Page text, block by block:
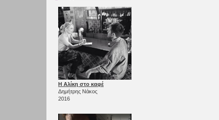
Η Αλίκη στο καφέ
Δημήτρης Νάκος
2016